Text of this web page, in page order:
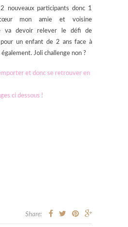
nouveaux participants donc 1
mon amie et voisine
va devoir relever le défi de
pour un enfant de 2 ans face à
Joli challenge non ?
et donc se retrouver en
ci dessous !
Share: